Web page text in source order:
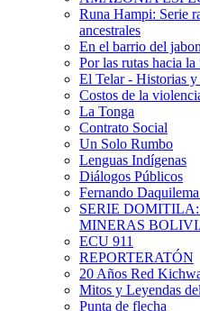
Runa Hampi: Serie
ancestrales
En el barrio del
Por las rutas hacia la
El Telar - Historias
Costos de la
La Tonga
Contrato Social
Un Solo Rumbo
Lenguas Indígenas
Diálogos Públicos
Fernando
SERIE
MINERAS
ECU 911
REPORTERATÓN
20 Años Red
Mitos y Leyendas
Punta de flecha